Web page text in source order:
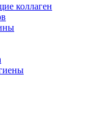
коллаген